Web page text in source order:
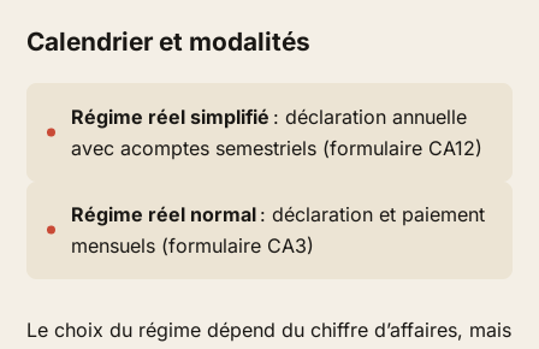
Calendrier et modalités
Régime réel simplifié : déclaration annuelle
avec acomptes semestriels (formulaire CA12)
Régime réel normal : déclaration et paiement
mensuels (formulaire CA3)
Le choix du régime dépend du chiffre d’affaires, mais